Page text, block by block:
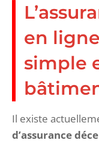
en
simple
Il existe
d’assurance